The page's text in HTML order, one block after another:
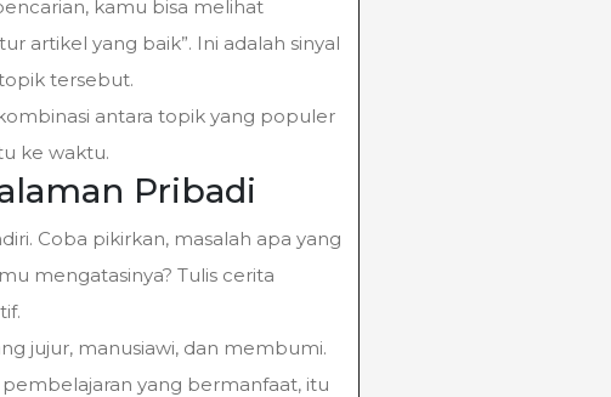
kamu bisa melihat
artikel yang baik”. Ini adalah sinyal
tersebut.
antara topik yang populer
ke waktu.
Pribadi
Coba pikirkan, masalah apa yang
mengatasinya? Tulis cerita
jujur, manusiawi, dan membumi.
yang bermanfaat, itu